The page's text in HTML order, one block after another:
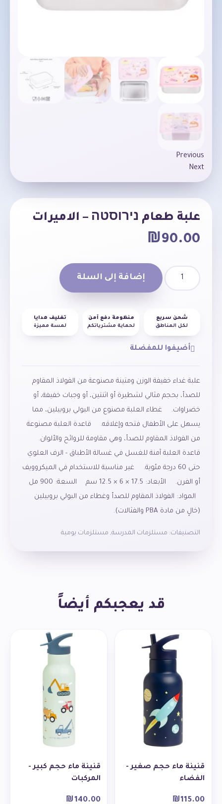
Previous
Next
علبة طعام נירוסטה – الاميرات
₪90.00
إضافة إلى السلة
شحن سريع
لكل المناطق
منظومة دفع آمن
لحماية مشترياتكم
تغليف هدايا
لمسة مميزة
أضيفوا للمفضلة
علبة غداء خفيفة الوزن ومتينة مصنوعة من الفولاذ المقاوم
للصدأ، بحجم مثالي لشطيرة أو اثنتين، أو وجبات خفيفة، أو
خضراوات. غطاء العلبة مصنوع من البولي بروبيلين، مما
يسهل على الأطفال فتحه وإغلاقه. قاعدة العلبة مصنوعة
من الفولاذ المقاوم للصدأ، وهي مقاومة للروائح والألوان.
قاعدة العلبة آمنة للغسل في غسالة الأطباق - الرف العلوي
حتى
درجة مئوية. غير مناسبة للاستخدام في الميكروويف
أو الفرن. الأبعاد: 17.5 × 6 × 12.5 سم السعة: 900
مل
المواد: الفولاذ المقاوم للصدأ وغطاء من البولي بروبيلين
(خالٍ من مادة والفثالات ).
التصنيفات: مستلزمات المدرسة, مستلزمات يومية
قد يعجبكم أيضاً
قنينة ماء حجم صغير -
الفضاء
₪115.00
قنينة ماء حجم كبير -
المركبات
₪140.00